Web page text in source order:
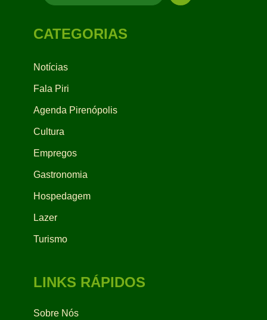
CATEGORIAS
Notícias
Fala Piri
Agenda Pirenópolis
Cultura
Empregos
Gastronomia
Hospedagem
Lazer
Turismo
LINKS RÁPIDOS
Sobre Nós